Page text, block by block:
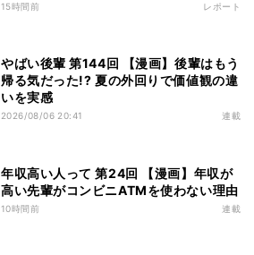
15時間前 レポート
やばい後輩 第144回 【漫画】後輩はもう
帰る気だった!? 夏の外回りで価値観の違
いを実感
2026/08/06 20:41 連載
年収高い人って 第24回 【漫画】年収が
高い先輩がコンビニATMを使わない理由
10時間前 連載